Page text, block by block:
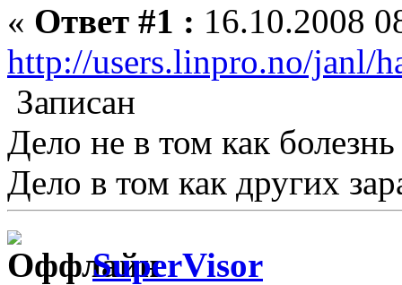
« Ответ #1 : 16.10.2008
http://users.linpro.no/janl/
Записан
Дело не в том как
Дело в том как других
SuperVisor